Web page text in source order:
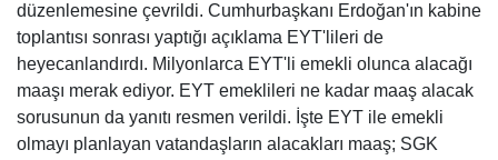
düzenlemesine çevrildi. Cumhurbaşkanı Erdoğan'ın kabine
toplantısı sonrası yaptığı açıklama EYT'lileri de
heyecanlandırdı. Milyonlarca EYT'li emekli olunca alacağı
maaşı merak ediyor. EYT emeklileri ne kadar maaş alacak
sorusunun da yanıtı resmen verildi. İşte EYT ile emekli
olmayı planlayan vatandaşların alacakları maaş; SGK